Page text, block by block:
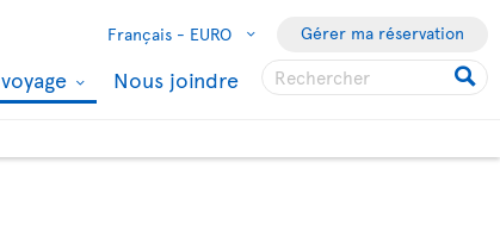
Français - EURO Gérer ma réservation
Nous joindre